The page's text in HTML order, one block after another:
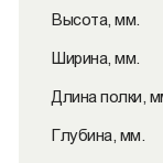
Высота, мм.
Ширина, мм.
Длина полки,
Глубина, мм.